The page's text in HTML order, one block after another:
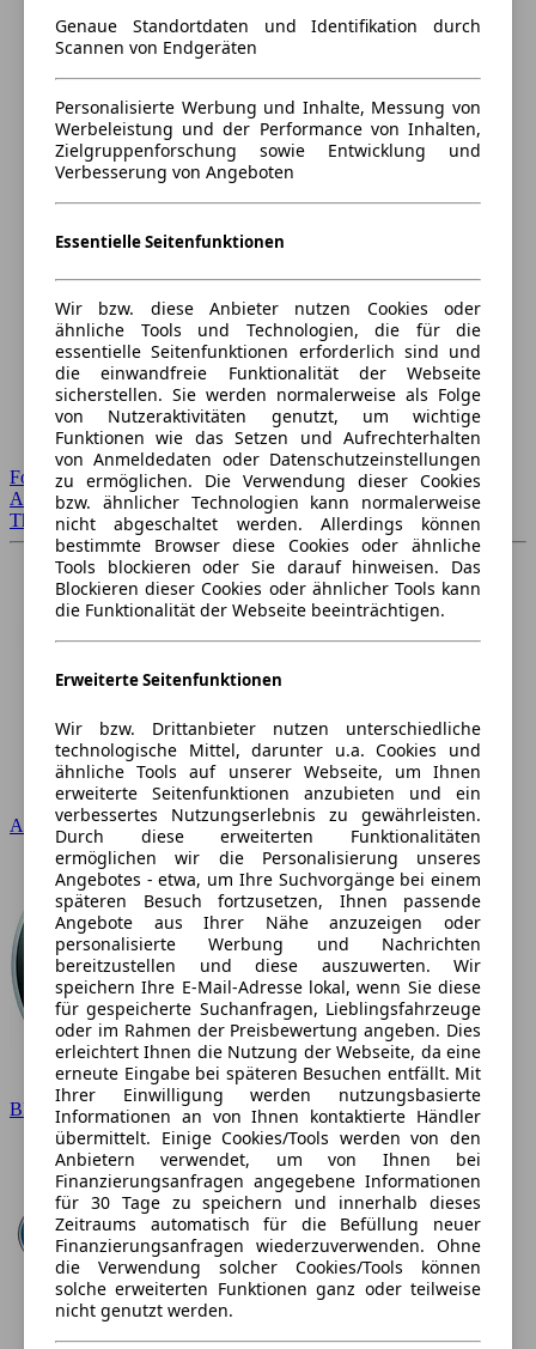
Forum Startseite
Alle Auto-Foren
Themen-Forum
Audi
BMW
Genaue Standortdaten und Identifikation durch
Scannen von Endgeräten
Personalisierte Werbung und Inhalte, Messung von
Werbeleistung und der Performance von Inhalten,
Zielgruppenforschung sowie Entwicklung und
Verbesserung von Angeboten
Essentielle Seitenfunktionen
Wir bzw. diese Anbieter nutzen Cookies oder
ähnliche Tools und Technologien, die für die
essentielle Seitenfunktionen erforderlich sind und
die einwandfreie Funktionalität der Webseite
sicherstellen. Sie werden normalerweise als Folge
von Nutzeraktivitäten genutzt, um wichtige
Funktionen wie das Setzen und Aufrechterhalten
von Anmeldedaten oder Datenschutzeinstellungen
zu ermöglichen. Die Verwendung dieser Cookies
bzw. ähnlicher Technologien kann normalerweise
nicht abgeschaltet werden. Allerdings können
bestimmte Browser diese Cookies oder ähnliche
Tools blockieren oder Sie darauf hinweisen. Das
Blockieren dieser Cookies oder ähnlicher Tools kann
die Funktionalität der Webseite beeinträchtigen.
Erweiterte Seitenfunktionen
Wir bzw. Drittanbieter nutzen unterschiedliche
technologische Mittel, darunter u.a. Cookies und
ähnliche Tools auf unserer Webseite, um Ihnen
erweiterte Seitenfunktionen anzubieten und ein
verbessertes Nutzungserlebnis zu gewährleisten.
Durch diese erweiterten Funktionalitäten
ermöglichen wir die Personalisierung unseres
Angebotes - etwa, um Ihre Suchvorgänge bei einem
späteren Besuch fortzusetzen, Ihnen passende
Angebote aus Ihrer Nähe anzuzeigen oder
personalisierte Werbung und Nachrichten
bereitzustellen und diese auszuwerten. Wir
speichern Ihre E-Mail-Adresse lokal, wenn Sie diese
für gespeicherte Suchanfragen, Lieblingsfahrzeuge
oder im Rahmen der Preisbewertung angeben. Dies
erleichtert Ihnen die Nutzung der Webseite, da eine
erneute Eingabe bei späteren Besuchen entfällt. Mit
Ihrer Einwilligung werden nutzungsbasierte
Informationen an von Ihnen kontaktierte Händler
übermittelt. Einige Cookies/Tools werden von den
Anbietern verwendet, um von Ihnen bei
Finanzierungsanfragen angegebene Informationen
für 30 Tage zu speichern und innerhalb dieses
Zeitraums automatisch für die Befüllung neuer
Finanzierungsanfragen wiederzuverwenden. Ohne
die Verwendung solcher Cookies/Tools können
solche erweiterten Funktionen ganz oder teilweise
nicht genutzt werden.